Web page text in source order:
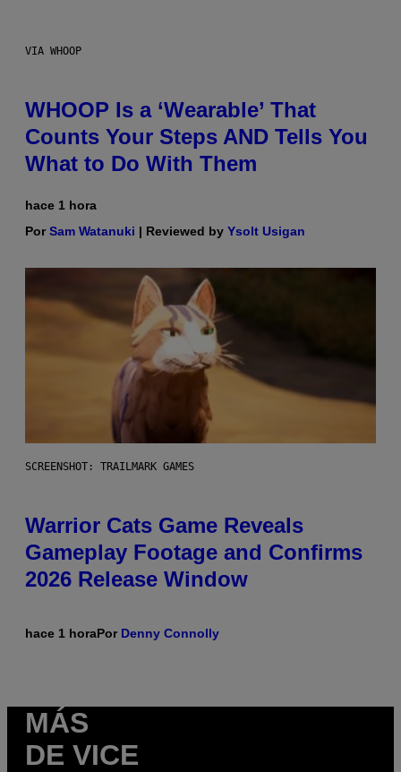
VIA WHOOP
WHOOP Is a ‘Wearable’ That
Counts Your Steps AND Tells You
What to Do With Them
hace 1 hora
PorSam Watanuki | Reviewed by Ysolt Usigan
SCREENSHOT: TRAILMARK GAMES
Warrior Cats Game Reveals
Gameplay Footage and Confirms
2026 Release Window
hace 1 horaPor Denny Connolly
MÁS
DE VICE